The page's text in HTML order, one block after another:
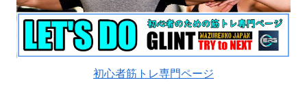
初心者筋トレ専門ページ